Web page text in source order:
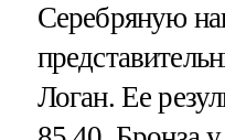
Серебряную
Логан. Ее